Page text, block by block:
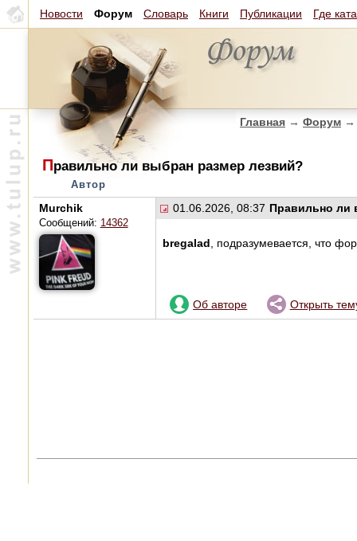
Новости Форум Словарь Книги Публикации Где
Главная → Форум →
Правильно ли выбран размер лезвий?
Автор
Murchik
Сообщений: 14362
01.06.2026, 08:37 Правильно ли
bregalad, подразумевается, что
Об авторе Открыть